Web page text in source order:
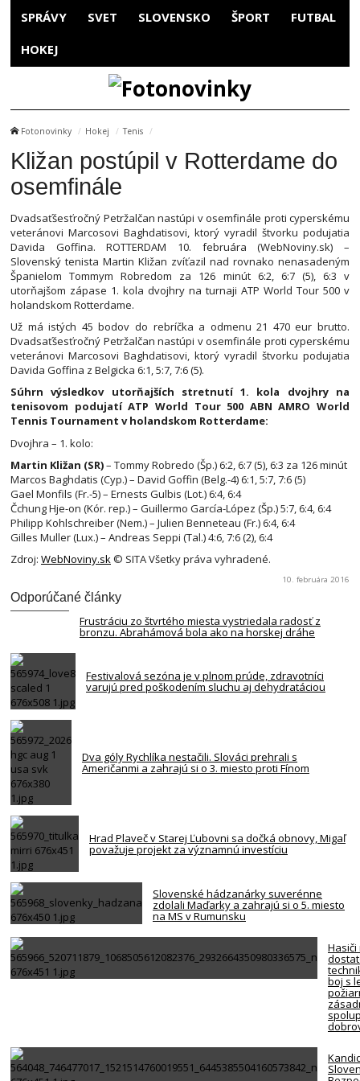
SPRÁVY SVET SLOVENSKO ŠPORT FUTBAL
HOKEJ
Fotonovinky Hokej Tenis
Kližan postúpil v Rotterdame do
osemfinále
Dvadsaťšesťročný Petržalčan nastúpi v osemfinále proti cyperskému
veteránovi Marcosovi Baghdatisovi, ktorý vyradil štvorku podujatia
Davida Goffina. ROTTERDAM 10. februára (WebNoviny.sk) –
Slovenský tenista Martin Kližan zvíťazil nad rovnako nenasadeným
Španielom Tommym Robredom za 126 minút 6:2, 6:7 (5), 6:3 v
utorňajšom zápase 1. kola dvojhry na turnaji ATP World Tour 500 v
holandskom Rotterdame.
Už má istých 45 bodov do rebríčka a odmenu 21 470 eur brutto.
Dvadsaťšesťročný Petržalčan nastúpi v osemfinále proti cyperskému
veteránovi Marcosovi Baghdatisovi, ktorý vyradil štvorku podujatia
Davida Goffina z Belgicka 6:1, 5:7, 7:6 (5).
Súhrn výsledkov utorňajších stretnutí 1. kola dvojhry na
tenisovom podujatí ATP World Tour 500 ABN AMRO World
Tennis Tournament v holandskom Rotterdame:
Dvojhra – 1. kolo:
Martin Kližan (SR)– Tommy Robredo (Šp.) 6:2, 6:7 (5), 6:3 za 126 minút
Marcos Baghdatis (Cyp.) – David Goffin (Belg.-4) 6:1, 5:7, 7:6 (5)
Gael Monfils (Fr.-5) – Ernests Gulbis (Lot.) 6:4, 6:4
Čchung Hje-on (Kór. rep.) – Guillermo García-López (Šp.) 5:7, 6:4, 6:4
Philipp Kohlschreiber (Nem.) – Julien Benneteau (Fr.) 6:4, 6:4
Gilles Muller (Lux.) – Andreas Seppi (Tal.) 4:6, 7:6 (2), 6:4
Zdroj: WebNoviny.sk © SITA Všetky práva vyhradené.
10. februára 2016
Odporúčané články
Frustráciu zo štvrtého miesta vystriedala radosť z
bronzu. Abrahámová bola ako na horskej dráhe
Festivalová sezóna je v plnom prúde, zdravotníci
varujú pred poškodením sluchu aj dehydratáciou
Dva góly Rychlíka nestačili. Slováci prehrali s
Američanmi a zahrajú si o 3. miesto proti Fínom
Hrad Plaveč v Starej Ľubovni sa dočká obnovy, Migaľ
považuje projekt za významnú investíciu
Slovenské hádzanárky suverénne
zdolali Maďarky a zahrajú si o 5. miesto
na MS v Rumunsku
Hasiči
boj s